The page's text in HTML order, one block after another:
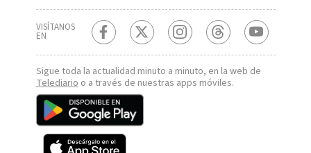
VISÍTANOS
EN
Sigue toda la actualidad minuto a minuto, en la web de
Telediario o a través de nuestras apps móviles.